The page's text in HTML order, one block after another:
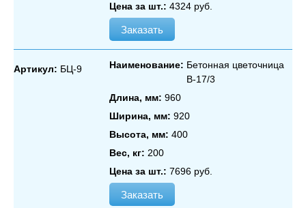
Цена за шт.: 4324 руб.
Заказать
Артикул: БЦ-9 Наименование: Бетонная цветочница
В‑17/3
Длина, мм: 960
Ширина, мм: 920
Высота, мм: 400
Вес, кг: 200
Цена за шт.: 7696 руб.
Заказать